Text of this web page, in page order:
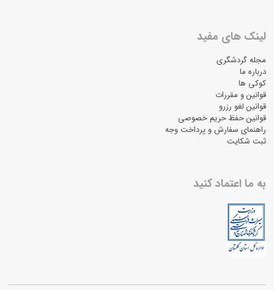
لینک های مفید
مجله گردشگری
درباره ما
کوکی ها
قوانین و مقررات
قوانین لغو رزرو
قوانین حفظ حریم خصوصی
راهنمای سفارش و پرداخت وجه
ثبت شکایت
به ما اعتماد کنید